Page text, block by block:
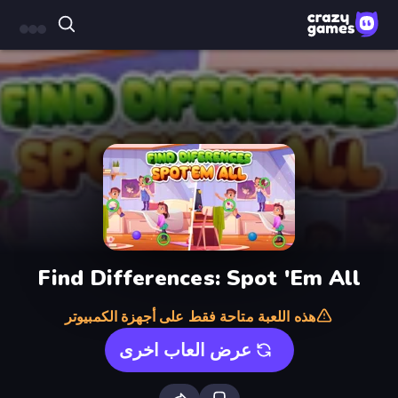
Find Differences: Spot 'Em All
هذه اللعبة متاحة فقط على أجهزة الكمبيوتر
عرض العاب اخرى